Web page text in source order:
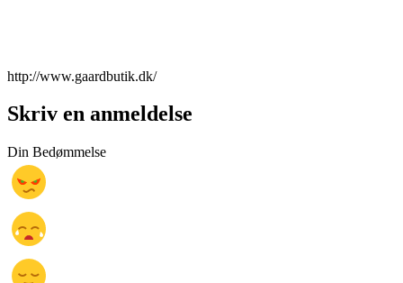
http://www.gaardbutik.dk/
Skriv en anmeldelse
Din Bedømmelse